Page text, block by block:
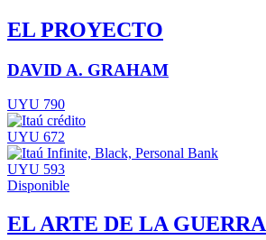
EL PROYECTO
DAVID A. GRAHAM
UYU 790
UYU 672
UYU 593
Disponible
EL ARTE DE LA GUERRA